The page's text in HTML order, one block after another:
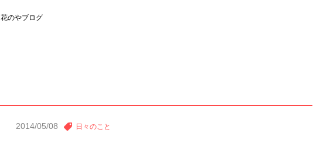
花のやブログ
2014/05/08 日々のこと